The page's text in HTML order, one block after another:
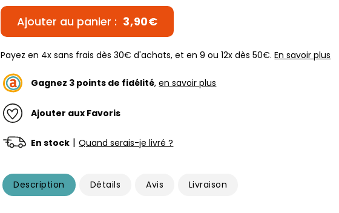
Ajouter au panier : 3,90€
Payez en 4x sans frais dès 30€ d'achats, et en 9 ou 12x dès 50€.En savoir plus
Gagnez 3 points de fidélité,en savoir plus
Ajouter aux Favoris
En stock | Quand serais-je livré ?
Description Détails Avis Livraison